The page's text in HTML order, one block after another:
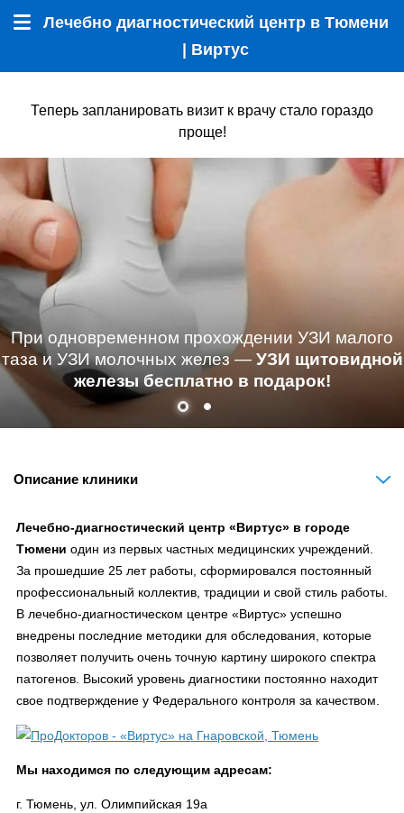
Лечебно диагностический центр в Тюмени
| Виртус
Теперь запланировать визит к врачу стало гораздо
проще!
При одновременном прохождении УЗИ малого
таза и УЗИ молочных желез — УЗИ щитовидной
железы бесплатно в подарок!
Описание клиники
Лечебно-диагностический центр «Виртус» в городе
Тюмени один из первых частных медицинских учреждений.
За прошедшие 25 лет работы, сформировался постоянный
профессиональный коллектив, традиции и свой стиль работы.
В лечебно-диагностическом центре «Виртус» успешно
внедрены последние методики для обследования, которые
позволяет получить очень точную картину широкого спектра
патогенов. Высокий уровень диагностики постоянно находит
свое подтверждение у Федерального контроля за качеством.
Мы находимся по следующим адресам:
г. Тюмень, ул. Олимпийская 19а